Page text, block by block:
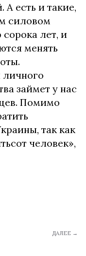
есть и такие,
силовом
лет, и
менять
займет у нас
Помимо
так как
человек»,
ДАЛЕЕ →